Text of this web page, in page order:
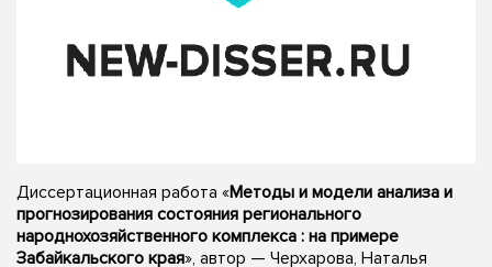
Диссертационная работа «Методы и модели анализа и
прогнозирования состояния регионального
народнохозяйственного комплекса : на примере
Забайкальского края», автор — Черхарова, Наталья